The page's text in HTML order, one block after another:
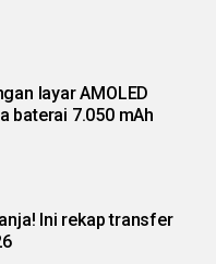
layar AMOLED
baterai 7.050 mAh
Ini rekap transfer